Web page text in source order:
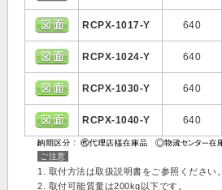
RCPX-1017-Y 640
RCPX-1024-Y 640
RCPX-1030-Y 640
RCPX-1040-Y 640
ご注意
1. 取付方法は取扱説明書をご参照ください。
2. 取付可能質量は200kg以下です。